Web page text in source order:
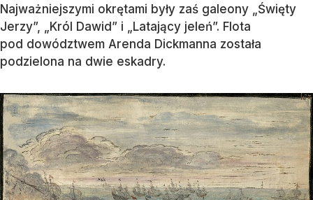
Najważniejszymi okrętami były zaś galeony „Święty
Jerzy”, „Król Dawid” i „Latający jeleń”. Flota
pod dowództwem Arenda Dickmanna została
podzielona na dwie eskadry.